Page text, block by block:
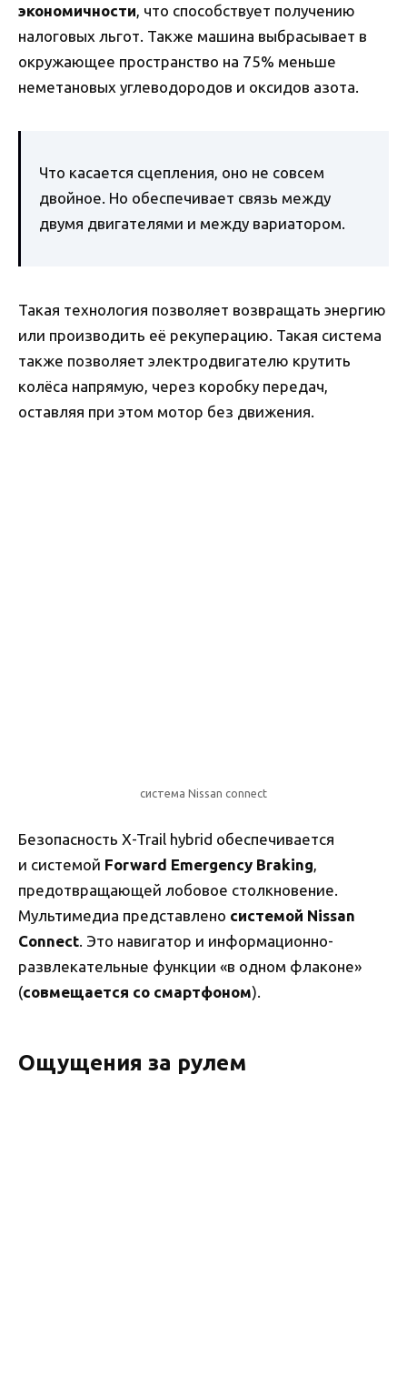
экономичности , что способствует получению
налоговых льгот. Также машина выбрасывает в
окружающее пространство на 75% меньше
неметановых углеводородов и оксидов азота.
Что касается сцепления, оно не совсем
двойное. Но обеспечивает связь между
двумя двигателями и между вариатором.
Такая технология позволяет возвращать энергию
или производить её рекуперацию. Такая система
также позволяет электродвигателю крутить
колёса напрямую, через коробку передач,
оставляя при этом мотор без движения.
система Nissan connect
Безопасность X-Trail hybrid обеспечивается
и системой Forward Emergency Braking
предотвращающей лобовое столкновение.
Мультимедиа представлено системой Nissan
Connect . Это навигатор и информационно-
развлекательные функции «в одном флаконе»
(совмещается со смартфоном).
Ощущения за рулем